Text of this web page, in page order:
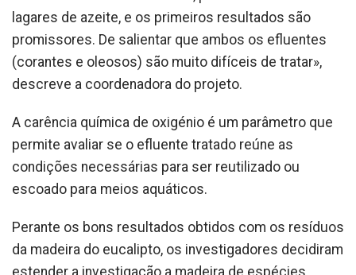
lagares de azeite, e os primeiros resultados são
promissores. De salientar que ambos os efluentes
(corantes e oleosos) são muito difíceis de tratar»,
descreve a coordenadora do projeto.
A carência química de oxigénio é um parâmetro que
permite avaliar se o efluente tratado reúne as
condições necessárias para ser reutilizado ou
escoado para meios aquáticos.
Perante os bons resultados obtidos com os resíduos
da madeira do eucalipto, os investigadores decidiram